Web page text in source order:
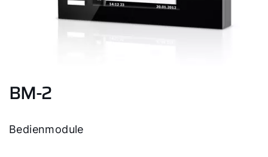
BM-2
Bedienmodule